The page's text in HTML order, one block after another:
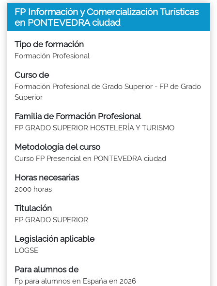
FP Información y Comercialización Turísticas
en PONTEVEDRA ciudad
Tipo de formación
Formación Profesional
Curso de
Formación Profesional de Grado Superior - FP de Grado
Superior
Familia de Formación Profesional
FP GRADO SUPERIOR HOSTELERÍA Y TURISMO
Metodología del curso
Curso FP Presencial en PONTEVEDRA ciudad
Horas necesarias
2000 horas
Titulación
FP GRADO SUPERIOR
Legislación aplicable
LOGSE
Para alumnos de
Fp para alumnos en España en 2026